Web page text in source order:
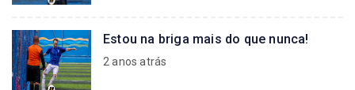
Estou na briga mais do que nunca!
2 anos atrás